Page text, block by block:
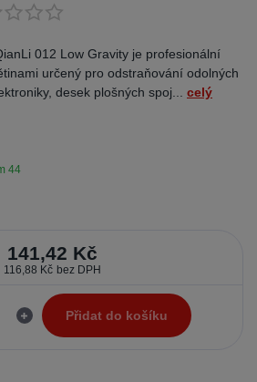
012 Low Gravity je profesionální
určený pro odstraňování odolných
desek plošných spoj... celý
44
141,42 Kč
116,88 Kč bez DPH
Přidat do košíku